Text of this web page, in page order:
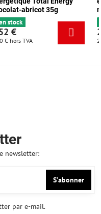
abricot 35g
stock
€
€ hors TVA
newsletter:
S'abonner
par e-mail.